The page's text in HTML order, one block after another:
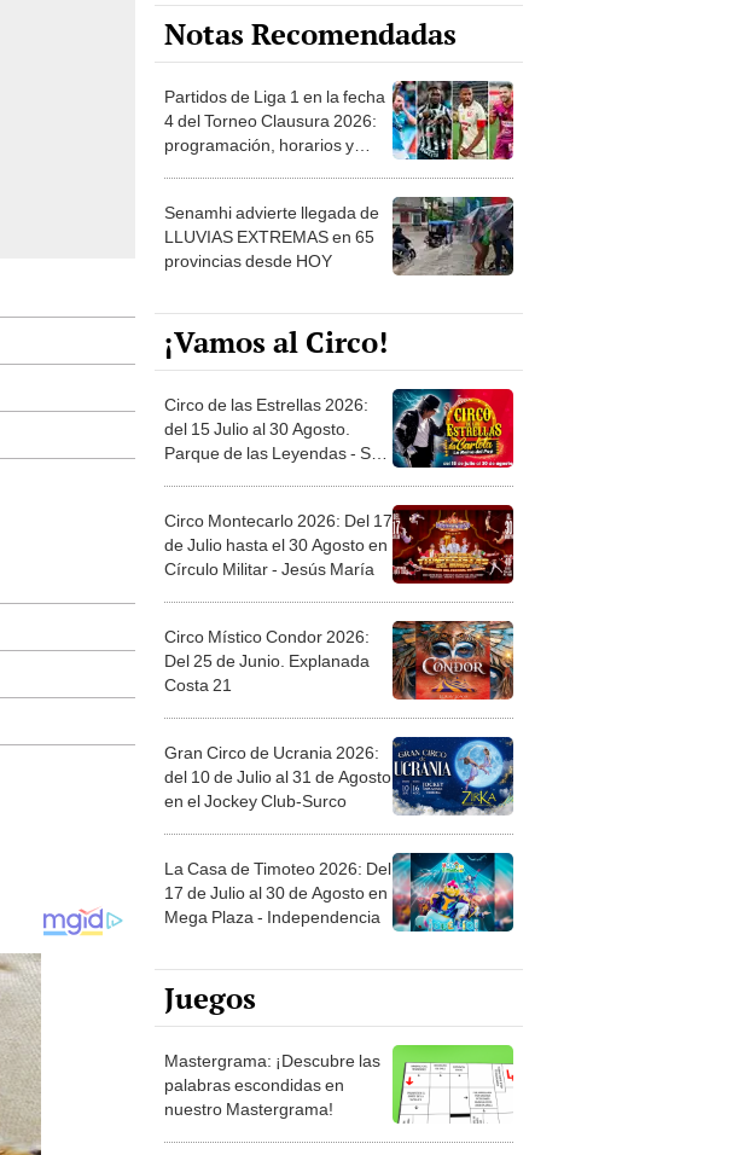
Notas Recomendadas
Partidos de Liga 1 en la fecha
4 del Torneo Clausura 2026:
programación, horarios y
Senamhi advierte llegada de
LLUVIAS EXTREMAS en 65
provincias desde HOY
¡Vamos al Circo!
Circo de las Estrellas 2026:
del 15 Julio al 30 Agosto.
Parque de las Leyendas - San
Circo Montecarlo 2026: Del 17
de Julio hasta el 30 Agosto en
Círculo Militar - Jesús María
Circo Místico Condor 2026:
Del 25 de Junio. Explanada
Costa 21
Gran Circo de Ucrania 2026:
del 10 de Julio al 31 de Agosto
en el Jockey Club-Surco
La Casa de Timoteo 2026: Del
17 de Julio al 30 de Agosto en
Mega Plaza - Independencia
Juegos
Mastergrama: ¡Descubre las
palabras escondidas en
nuestro Mastergrama!